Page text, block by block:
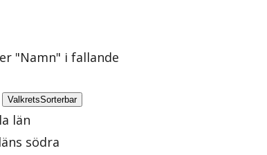
"Namn" i fallande
ValkretsSorterbar
län
södra